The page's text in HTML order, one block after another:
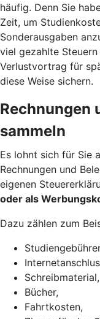
häufig. Denn Sie
Zeit, um
Sonderausgaben
viel gezahlte
Verlustvortrag für
diese Weise sichern.
Rechnungen
sammeln
Es lohnt sich für Sie
Rechnungen und
eigenen
oder als
Dazu zählen zum
Schreibmaterial,
Bücher,
Fahrtkosten,